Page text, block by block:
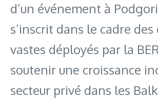
d’un événement à
s’inscrit dans le cadre
vastes déployés par la
soutenir une croissance
secteur privé dans les